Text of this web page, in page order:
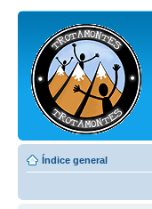
Índice general